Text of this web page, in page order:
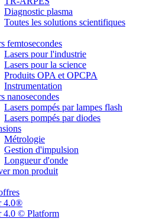
Diagnostic plasma
Toutes les solutions scientifiques
femtosecondes
Lasers pour l'industrie
Lasers pour la science
Produits OPA et OPCPA
Instrumentation
nanosecondes
Lasers pompés par lampes flash
Lasers pompés par diodes
Métrologie
Gestion d'impulsion
Longueur d'onde
mon produit
4.0®
4.0 © Platform